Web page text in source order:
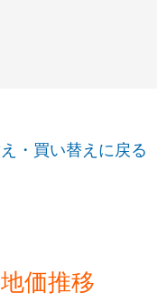
・買い替えに戻る
価推移